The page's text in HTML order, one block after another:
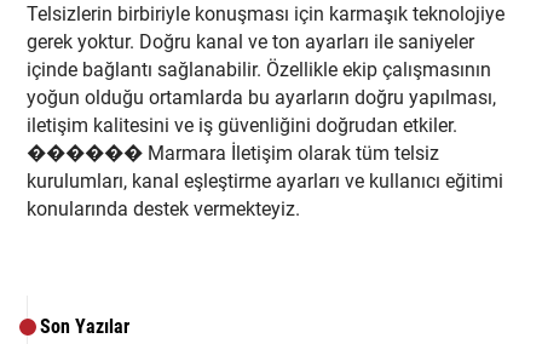
Son Yazılar
Telsizlerin birbiriyle konuşması için karmaşık teknolojiye
gerek yoktur. Doğru kanal ve ton ayarları ile saniyeler
içinde bağlantı sağlanabilir. Özellikle ekip çalışmasının
yoğun olduğu ortamlarda bu ayarların doğru yapılması,
iletişim kalitesini ve iş güvenliğini doğrudan etkiler.
������ Marmara İletişim olarak tüm telsiz
kurulumları, kanal eşleştirme ayarları ve kullanıcı eğitimi
konularında destek vermekteyiz.